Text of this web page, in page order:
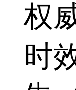
权
时